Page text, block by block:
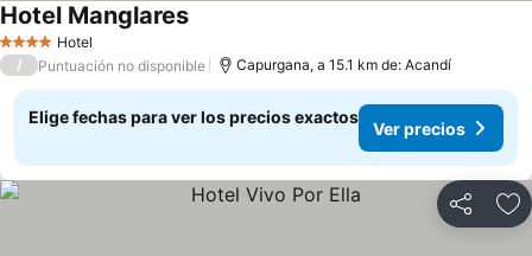
4 EstrellasHotel
Hotel ManglaresVer precios
/ Puntuación no disponible Capurgana, a 15.1 km de: Acandí
Elige fechas para ver los precios exactos
Ver precios
Compartir